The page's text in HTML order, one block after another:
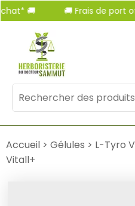
🚚 🚚 Frais de port
Mots
clés
Accueil > Gélules > L-Tyro
Vitall+